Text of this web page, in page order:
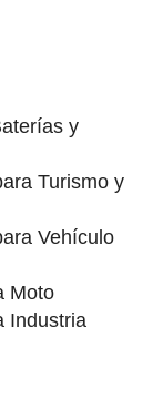
y
Turismo y
Vehículo
Moto
Industria